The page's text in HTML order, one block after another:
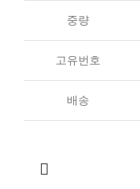
중량
고유번호
배송